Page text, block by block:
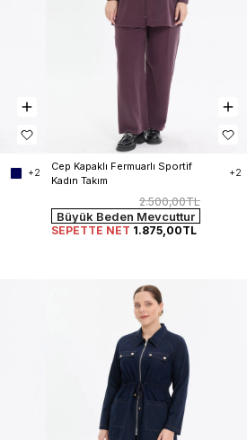
+2
Cep Kapaklı Fermuarlı Sportif
Kadın Takım
+2
2.500,00TL
Büyük Beden Mevcuttur
SEPETTE NET 1.875,00TL